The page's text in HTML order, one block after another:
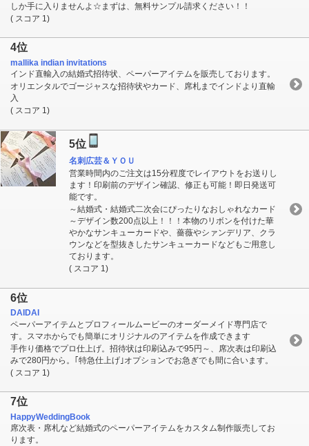
しか手に入りませんよ☆まずは、無料サンプル請求ください！！
( スコア 1)
4位
mallika indian invitations
インド直輸入の結婚式招待状、ペーパーアイテムを販売しております。
オリエンタルでゴージャスな招待状やカード、席札までインドより直輸
入
( スコア 1)
5位
名刺広芸＆ＹＯＵ
営業時間内のご注文は15分程度でレイアウトをお送りし
ます！印刷前のデザイン確認、修正も可能！即日発送可
能です。
～結婚式・結婚式二次会にぴったりなおしゃれなカード
～デザイン数200点以上！！！本物のリボンを付けた華
やかなサンキューカードや、薔薇やシァンデリア、クラ
ウンなどを型抜きしたサンキューカードなどもご用意し
ております。
( スコア 1)
6位
DAIDAI
ペーパーアイテムとプロフィールムービーのオーダーメイド専門店で
す。スマホからでも簡単にオリジナルのアイテムを作成できます
手作り価格でプロ仕上げ。招待状は印刷込みで95円～、席次表は印刷込
みで280円から。｢特急仕上げ｣オプションでお急ぎでも間に合います。
( スコア 1)
7位
HappyWeddingBook
席次表・席札など結婚式のペーパーアイテムをカスタム制作販売してお
ります。